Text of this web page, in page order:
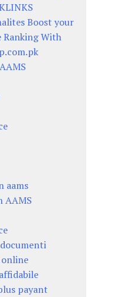
Boost your
Ranking With
aams
AAMS
payant